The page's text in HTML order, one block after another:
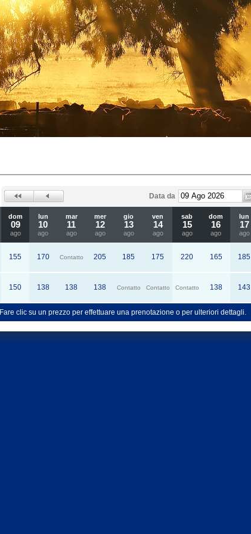
Data da
dom
09
ago
lun
10
ago
mar
11
ago
mer
12
ago
gio
13
ago
ven
14
ago
sab
15
ago
dom
16
ago
lun
17
ago
155 170 Contatto 205 185 175 220 165 185
150 138 138 138 Contatto Contatto Contatto 138 143
Fare clic su un prezzo per effettuare una prenotazione o per ulteriori dettagli.